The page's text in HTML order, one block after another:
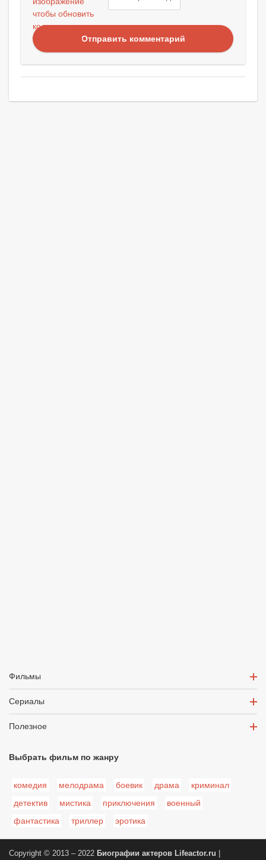
Отправить комментарий
Фильмы
Сериалы
Полезное
Выбрать фильм по жанру
комедия мелодрама боевик драма
криминал
детектив
мистика приключения
военный
фантастика
триллер эротика
Copyright © 2013 – 2022 Биографии актеров Lifeactor.ru